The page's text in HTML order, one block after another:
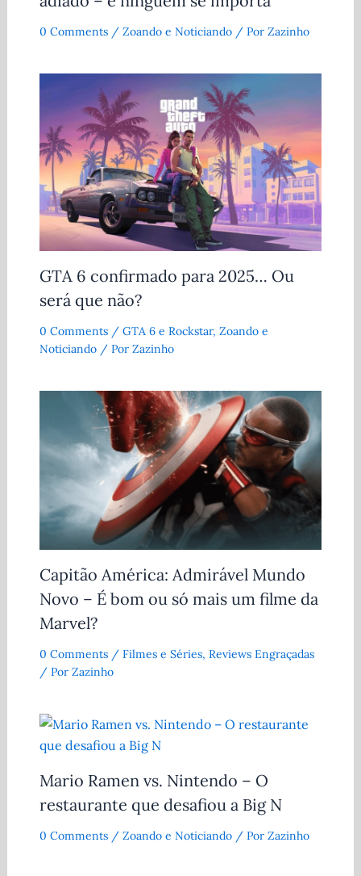
0 Comments / Zoando e Noticiando/ Por Zazinho
GTA 6 confirmado para 2025… Ou
será que não?
0 Comments / GTA 6 e Rockstar, Zoando e
Noticiando/ Por Zazinho
Capitão América: Admirável Mundo
Novo – É bom ou só mais um filme da
Marvel?
0 Comments / Filmes e Séries, Reviews Engraçadas
/ Por Zazinho
Mario Ramen vs. Nintendo – O
restaurante que desafiou a Big N
0 Comments / Zoando e Noticiando/ Por Zazinho